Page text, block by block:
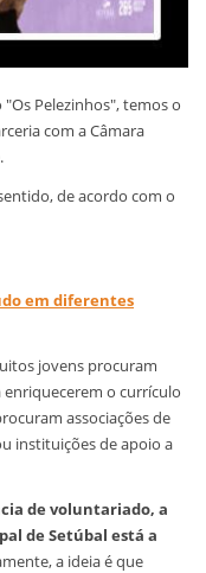
Pelezinhos", temos o
com a Câmara
de acordo com o
em diferentes
jovens procuram
o currículo
associações de
instituições de apoio a
de voluntariado, a
de Setúbal está a
a ideia é que